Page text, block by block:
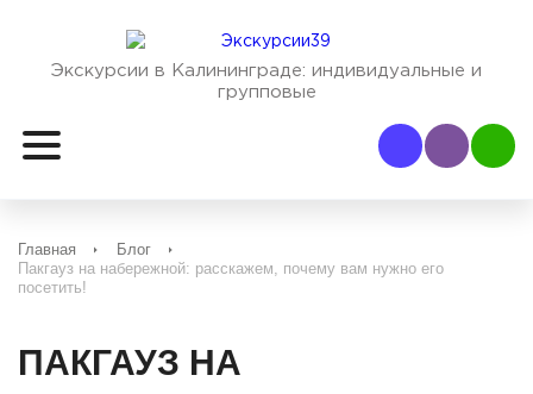
Экскурсии в Калининграде: индивидуальные и
групповые
Наш Viber
Наш
Главная
Блог
Пакгауз на набережной: расскажем, почему вам нужно его
посетить!
ПАКГАУЗ НА